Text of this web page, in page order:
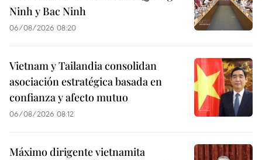
Ninh y Bac Ninh
06/08/2026 08:20
Vietnam y Tailandia consolidan
asociación estratégica basada en
confianza y afecto mutuo
06/08/2026 08:12
Máximo dirigente vietnamita